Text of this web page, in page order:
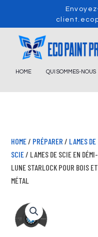
content
HOME QUI SOMMES-NOUS
HOME / PRÉPARER / LAMES DE
SCIE / LAMES DE SCIE EN DÉMI-
LUNE STARLOCK POUR BOIS ET
MÉTAL